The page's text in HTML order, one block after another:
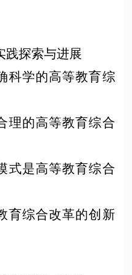
践探索与进展
科学的高等教育综
理的高等教育综合
式是高等教育综合
育综合改革的创新